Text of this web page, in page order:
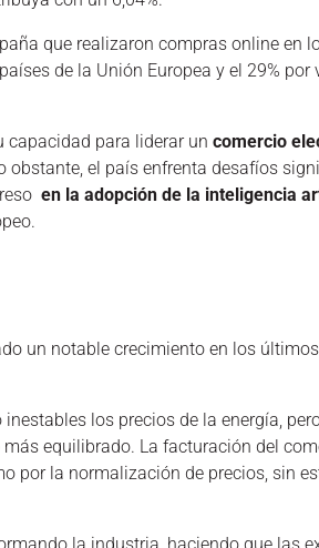
que realizaron compras online en
de la Unión Europea y el 29% por
capacidad para liderar uncomercio
obstante, el país enfrenta desafíos
en la adopción de la inteligencia
un notable crecimiento en los
los precios de la energía,
equilibrado. La facturación del
por la normalización de precios, sin